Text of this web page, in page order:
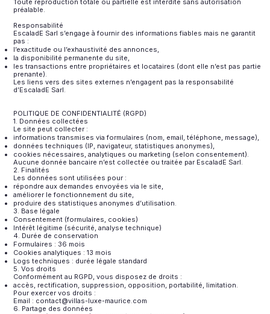
préalable.
Responsabilité
EscaladE Sarl s’engage à fournir des informations fiables mais ne garantit
pas :
l’exactitude ou l’exhaustivité des annonces,
la disponibilité permanente du site,
les transactions entre propriétaires et locataires (dont elle n’est pas partie
prenante).
Les liens vers des sites externes n’engagent pas la responsabilité
d’EscaladE Sarl.
POLITIQUE DE CONFIDENTIALITÉ (RGPD)
1. Données collectées
Le site peut collecter :
informations transmises via formulaires (nom, email, téléphone, message),
données techniques (IP, navigateur, statistiques anonymes),
cookies nécessaires, analytiques ou marketing (selon consentement).
Aucune donnée bancaire n’est collectée ou traitée par EscaladE Sarl.
2. Finalités
Les données sont utilisées pour :
répondre aux demandes envoyées via le site,
améliorer le fonctionnement du site,
produire des statistiques anonymes d’utilisation.
3. Base légale
Consentement (formulaires, cookies)
Intérêt légitime (sécurité, analyse technique)
4. Durée de conservation
Formulaires : 36 mois
Cookies analytiques : 13 mois
Logs techniques : durée légale standard
5. Vos droits
Conformément au RGPD, vous disposez de droits :
accès, rectification, suppression, opposition, portabilité, limitation.
Pour exercer vos droits :
Email : contact@villas-luxe-maurice.com
6. Partage des données